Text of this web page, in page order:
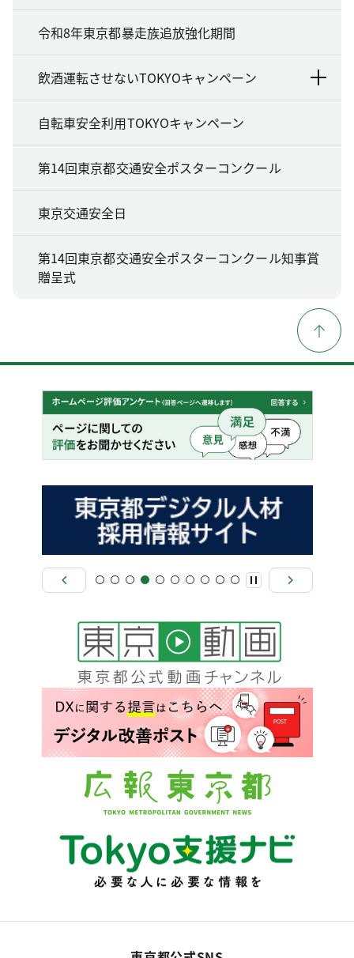
令和8年東京都暴走族追放強化期間
飲酒運転させないTOKYOキャンペーン
自転車安全利用TOKYOキャンペーン
第14回東京都交通安全ポスターコンクール
東京交通安全日
第14回東京都交通安全ポスターコンクール知事賞
贈呈式